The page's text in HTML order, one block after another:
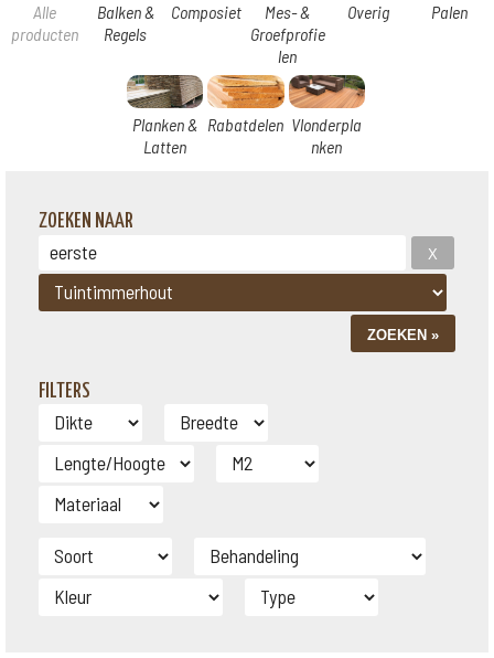
Alle
producten
Balken &
Regels
Composiet
Mes- &
Groefprofie
len
Overig Palen
Planken &
Latten
Rabatdelen Vlonderpla
nken
ZOEKEN NAAR
FILTERS